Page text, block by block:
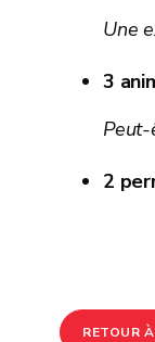
Une
3
2
RETOUR